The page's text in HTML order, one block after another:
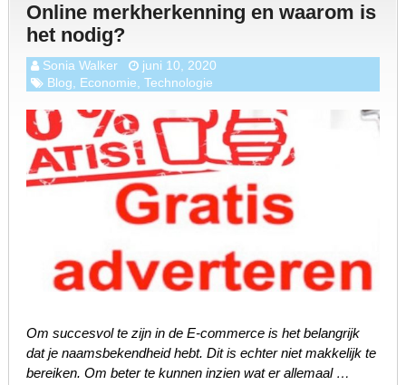
Online merkherkenning en waarom is
het nodig?
Sonia Walker
juni 10, 2020
Blog, Economie, Technologie
Om succesvol te zijn in de E-commerce is het belangrijk
dat je naamsbekendheid hebt. Dit is echter niet makkelijk te
bereiken. Om beter te kunnen inzien wat er allemaal …